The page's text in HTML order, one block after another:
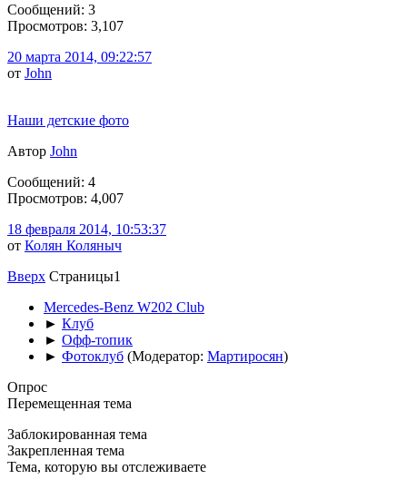
Сообщений: 3
Просмотров: 3,107
20 марта 2014, 09:22:57
от John
Наши детские фото
Автор John
Сообщений: 4
Просмотров: 4,007
18 февраля 2014, 10:53:37
от Колян Коляныч
Вверх Страницы1
Mercedes-Benz W202 Club
► Клуб
► Офф-топик
► Фотоклуб (Модератор: Мартиросян)
Опрос
Перемещенная тема
Заблокированная тема
Закрепленная тема
Тема, которую вы отслеживаете